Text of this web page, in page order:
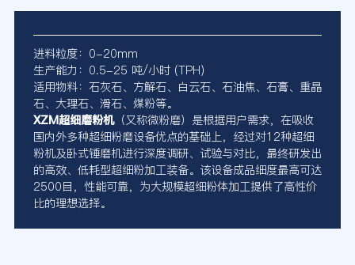
进料粒度：0-20mm
生产能力：0.5-25 吨/小时 (TPH)
适用物料：石灰石、方解石、白云石、石油焦、石膏、重晶
石、大理石、滑石、煤粉等。
XZM超细磨粉机（又称微粉磨）是根据用户需求，在吸收
国内外多种超细粉磨设备优点的基础上，经过对12种超细
粉机及卧式锤磨机进行深度调研、试验与对比，最终研发出
的高效、低耗型超细粉加工装备。该设备成品细度最高可达
2500目，性能可靠，为大规模超细粉体加工提供了高性价
比的理想选择。